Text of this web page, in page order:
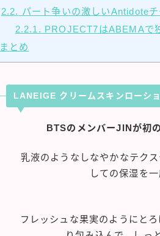
2.2. パート争いの激しいAntidoteチ
2.2.1. PROJECT7はABEMAで
まとめ
LANEIGE クリームスキンローシ
BTSのメンバーJINが初
乳液のようなしなやかなテク
しての保湿を
フレッシュな果実のようにと